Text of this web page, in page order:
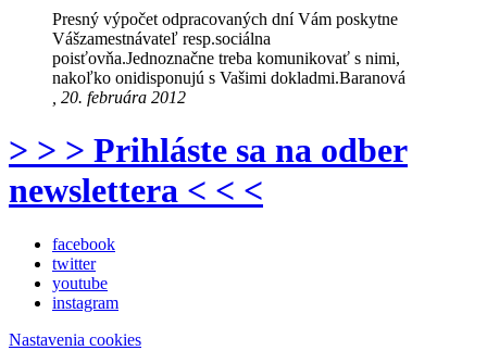
Presný výpočet odpracovaných dní Vám poskytne
Vášzamestnávateľ resp.sociálna
poisťovňa.Jednoznačne treba komunikovať s nimi,
nakoľko onidisponujú s Vašimi dokladmi.Baranová
, 20. februára 2012
> > > Prihláste sa na odber
newslettera < < <
facebook
twitter
youtube
instagram
Nastavenia cookies